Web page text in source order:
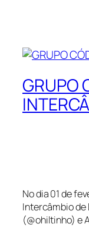
GRUPO
No dia 01 de
Intercâmbio de
(@ohiltinho) e